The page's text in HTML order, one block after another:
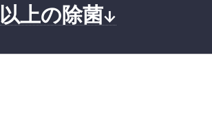
以上の除菌↓